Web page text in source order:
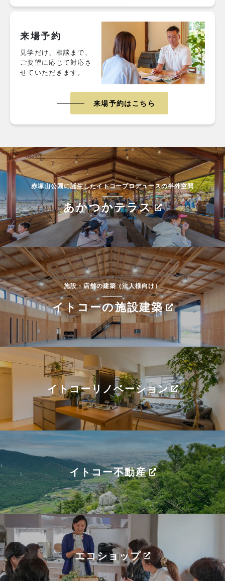
来場予約
見学だけ、相談まで、
ご要望に応じて対応さ
せていただきます。
来場予約はこちら
赤塚山公園に誕生したイトコープロデュースの半外空間
あかつかテラス
施設・店舗の建築（法人様向け）
イトコーの施設建築
イトコーリノベーション
イトコー不動産
エコショップ